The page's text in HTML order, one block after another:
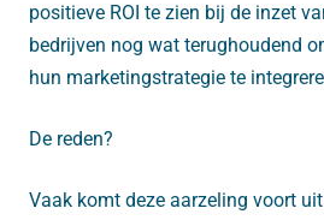
positieve ROI te zien bij de inzet
bedrijven nog wat terughoudend
hun marketingstrategie te
De reden?
Vaak komt deze aarzeling voort